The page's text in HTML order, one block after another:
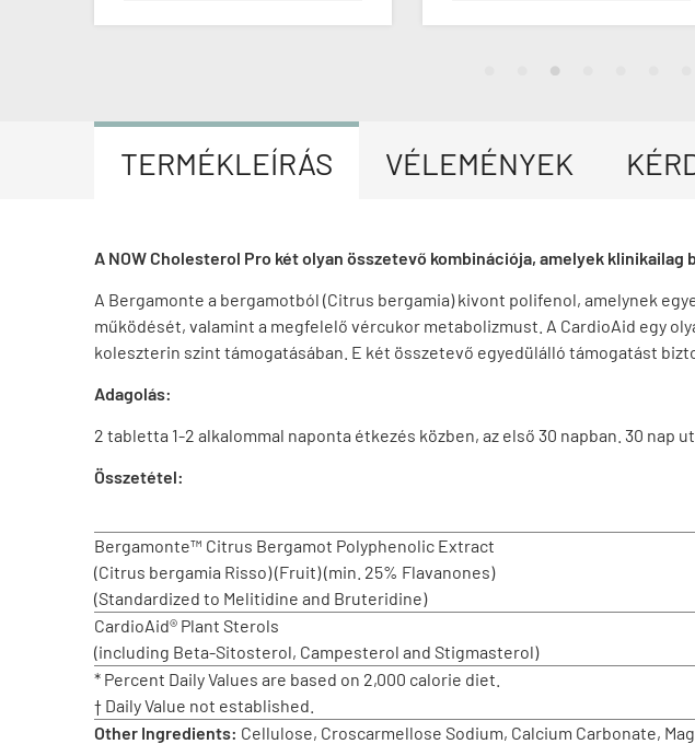
TERMÉKLEÍRÁS VÉLEMÉNYEK
A NOW Cholesterol Pro két olyan összetevő kombinációja, amelyek
A Bergamonte a bergamotból (Citrus bergamia) kivont polifenol, amelynek
működését, valamint a megfelelő vércukor metabolizmust. A CardioAid egy
koleszterin szint támogatásában. E két összetevő egyedülálló támogatást
Adagolás:
2 tabletta 1-2 alkalommal naponta étkezés közben, az első 30 napban. 30 nap
Összetétel:
Bergamonte™ Citrus Bergamot Polyphenolic Extract
(Citrus bergamia Risso) (Fruit) (min. 25% Flavanones)
(Standardized to Melitidine and Bruteridine)
CardioAid® Plant Sterols
(including Beta-Sitosterol, Campesterol and Stigmasterol)
* Percent Daily Values are based on 2,000 calorie diet.
† Daily Value not established.
Other Ingredients: Cellulose, Croscarmellose Sodium, Calcium Carbonate,